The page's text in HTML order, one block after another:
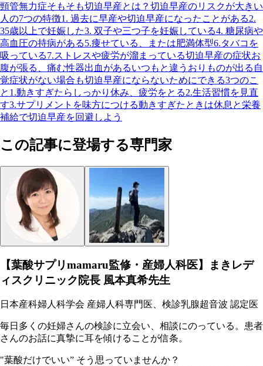
頸管無力症そもそも切迫早産とは？ 切迫早産のリスクが大きい
人の7つの特徴1. 過去に早産や切迫早産になったことがある2.
35歳以上で妊娠した3. 双子や三つ子を妊娠している4. 糖尿病や
高血圧の持病がある5.痩せている、または肥満体型6.タバコを
吸っている7.ストレスや疲労が溜まっている切迫早産の症状お
腹が張る、痛む性器出血があるいつもと違うおりものが出る 自
覚症状がない場合も切迫早産にならないためにできる3つのこ
と 1.動きすぎたらしっかり休み、疲労をとる2.生活習慣を見直
す3.サプリメントを味方につける動きすぎたときは休息と栄養
補給で切迫早産を回避しよう
この記事に登場する専門家
【葉酸サプリmamaru監修・産婦人科医】まきレデ
ィスクリニック院長 風本真希先生
日本産科婦人科学会 産婦人科専門医、検診乳腺超音波 認定医
毎日多くの妊婦さんの検診に立会い、相談にのっている。患者
さんのお話に真摯に耳を傾けることが信条。
"葉酸だけでいい” そう思っていませんか？